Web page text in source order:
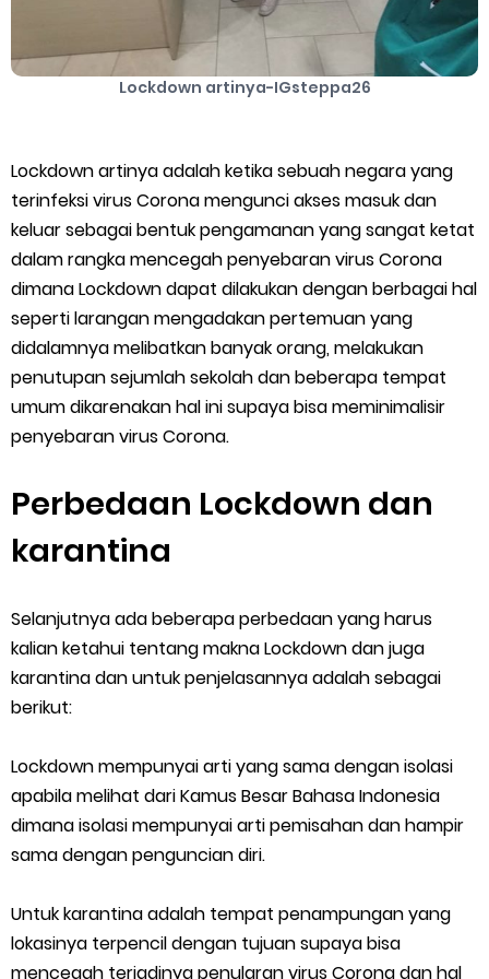
Cara Mengatasi Aplikasi Gojek Mengalami Gangguan
DNS Server Gojek Driver Terbaru 2026: Panduan Lengkap DNS
Thursday, 6 August
Lockdown artinya-IGsteppa26
Lockdown artinya adalah ketika sebuah negara yang
terinfeksi virus Corona mengunci akses masuk dan
keluar sebagai bentuk pengamanan yang sangat ketat
dalam rangka mencegah penyebaran virus Corona
dimana Lockdown dapat dilakukan dengan berbagai hal
seperti larangan mengadakan pertemuan yang
didalamnya melibatkan banyak orang, melakukan
penutupan sejumlah sekolah dan beberapa tempat
umum dikarenakan hal ini supaya bisa meminimalisir
penyebaran virus Corona.
Perbedaan Lockdown dan
karantina
Selanjutnya ada beberapa perbedaan yang harus
kalian ketahui tentang makna Lockdown dan juga
karantina dan untuk penjelasannya adalah sebagai
berikut:
Lockdown mempunyai arti yang sama dengan isolasi
apabila melihat dari Kamus Besar Bahasa Indonesia
dimana isolasi mempunyai arti pemisahan dan hampir
sama dengan penguncian diri.
Untuk karantina adalah tempat penampungan yang
lokasinya terpencil dengan tujuan supaya bisa
mencegah terjadinya penularan virus Corona dan hal